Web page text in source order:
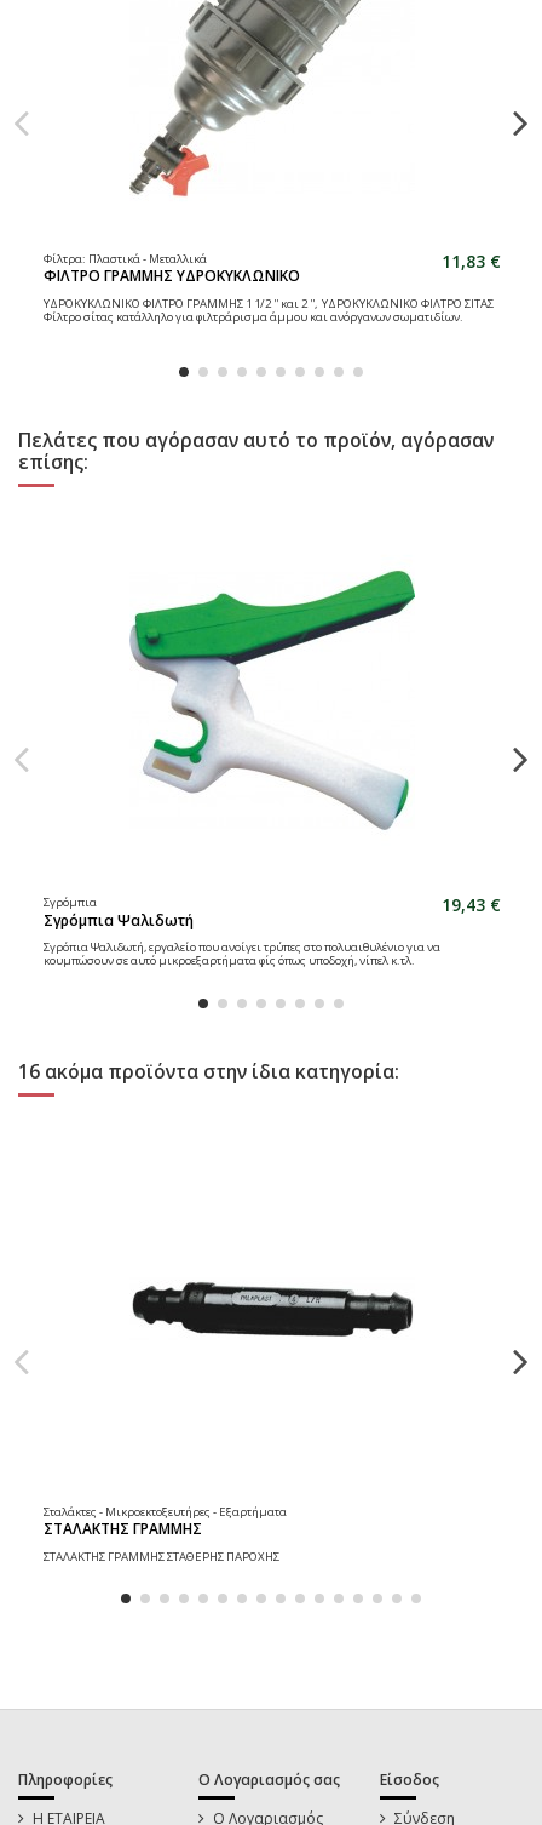
Φίλτρα: Πλαστικά - Μεταλλικά
ΦΙΛΤΡΟ ΓΡΑΜΜΗΣ ΥΔΡΟΚΥΚΛΩΝΙΚΟ
11,83 €
ΥΔΡΟΚΥΚΛΩΝΙΚΟ ΦΙΛΤΡΟ ΓΡΑΜΜΗΣ 1 1/2 '' και 2 '', ΥΔΡΟΚΥΚΛΩΝΙΚΟ ΦΙΛΤΡΟ ΣΙΤΑΣ
Φίλτρο σίτας κατάλληλο για φιλτράρισμα άμμου και ανόργανων σωματιδίων.
Πελάτες που αγόρασαν αυτό το προϊόν, αγόρασαν
επίσης:
Σγρόμπια
Σγρόμπια Ψαλιδωτή
19,43 €
Σγρόπια Ψαλιδωτή, εργαλείο που ανοίγει τρύπες στο πολυαιθυλένιο για να
κουμπώσουν σε αυτό μικροεξαρτήματα φίς όπως υποδοχή, νίπελ κ.τλ.
16 ακόμα προϊόντα στην ίδια κατηγορία:
Σταλάκτες - Μικροεκτοξευτήρες - Εξαρτήματα
ΣΤΑΛΑΚΤΗΣ ΓΡΑΜΜΗΣ
ΣΤΑΛΑΚΤΗΣ ΓΡΑΜΜΗΣ ΣΤΑΘΕΡΗΣ ΠΑΡΟΧΗΣ
Πληροφορίες
Η ΕΤΑΙΡΕΙΑ
Ο Λογαριασμός σας
Ο Λογαριασμός
Είσοδος
Σύνδεση